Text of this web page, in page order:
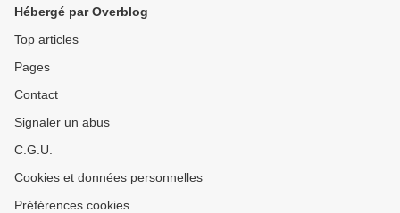
Hébergé par Overblog
Top articles
Pages
Contact
Signaler un abus
C.G.U.
Cookies et données personnelles
Préférences cookies